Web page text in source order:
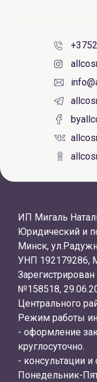
ИП Мигаль
Юридический и
Минск,
УНП 192179286,
№158518,
Центрального
Режим работы
- оформление
круглосуточно.
- консультации
Понедельник-